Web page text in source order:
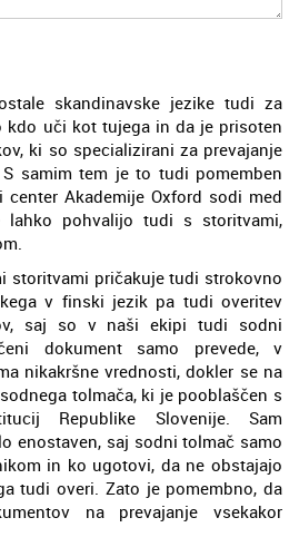
skandinavske jezike tudi za
kdo uči kot tujega in da je prisoten
ki so specializirani za prevajanje
samim tem je to tudi pomemben
center Akademije Oxford sodi med
lahko pohvalijo tudi s storitvami,
storitvami pričakuje tudi strokovno
v finski jezik pa tudi overitev
saj so v naši ekipi tudi sodni
dokument samo prevede, v
nikakršne vrednosti, dokler se na
tolmača, ki je pooblaščen s
Republike Slovenije. Sam
enostaven, saj sodni tolmač samo
in ko ugotovi, da ne obstajajo
tudi overi. Zato je pomembno, da
na prevajanje vsekakor